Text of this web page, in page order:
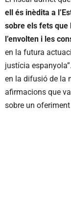
ell és inèdita a
sobre els fets que
l’envolten i les
en la futura
justícia
en la difusió de la
afirmacions que
sobre un